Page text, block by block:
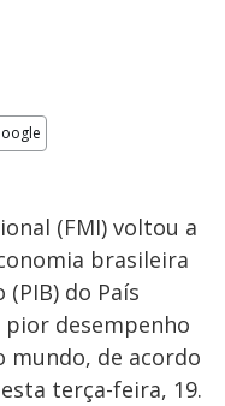
(FMI) voltou a
brasileira
do País
pior desempenho
mundo, de acordo
terça-feira, 19.